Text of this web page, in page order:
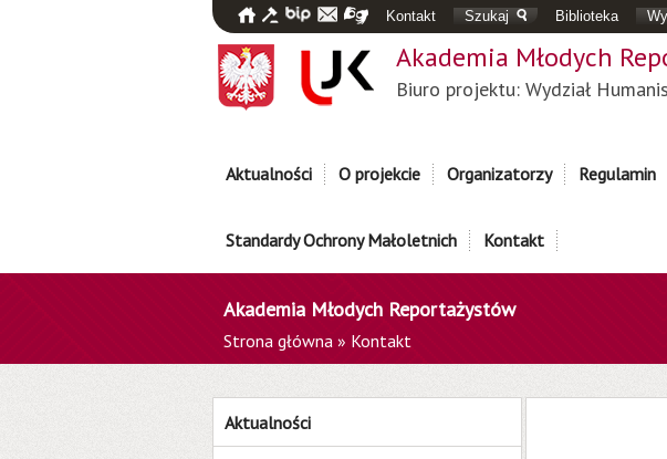
Kontakt Szukaj Biblioteka
Akademia Młodych
Biuro projektu: Wydział
Aktualności O projekcie Organizatorzy Regulamin
Standardy Ochrony Małoletnich Kontakt
Akademia Młodych Reportażystów
Strona główna » Kontakt
Aktualności